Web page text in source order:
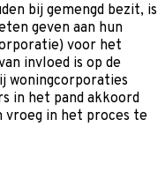
bij gemengd bezit, is
geven aan hun
voor het
invloed is op de
woningcorporaties
in het pand akkoord
vroeg in het proces te